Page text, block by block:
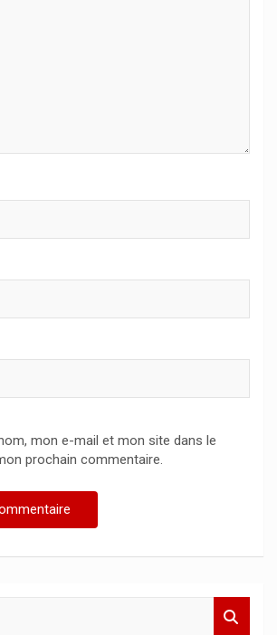
mon e-mail et mon site dans le
prochain commentaire.